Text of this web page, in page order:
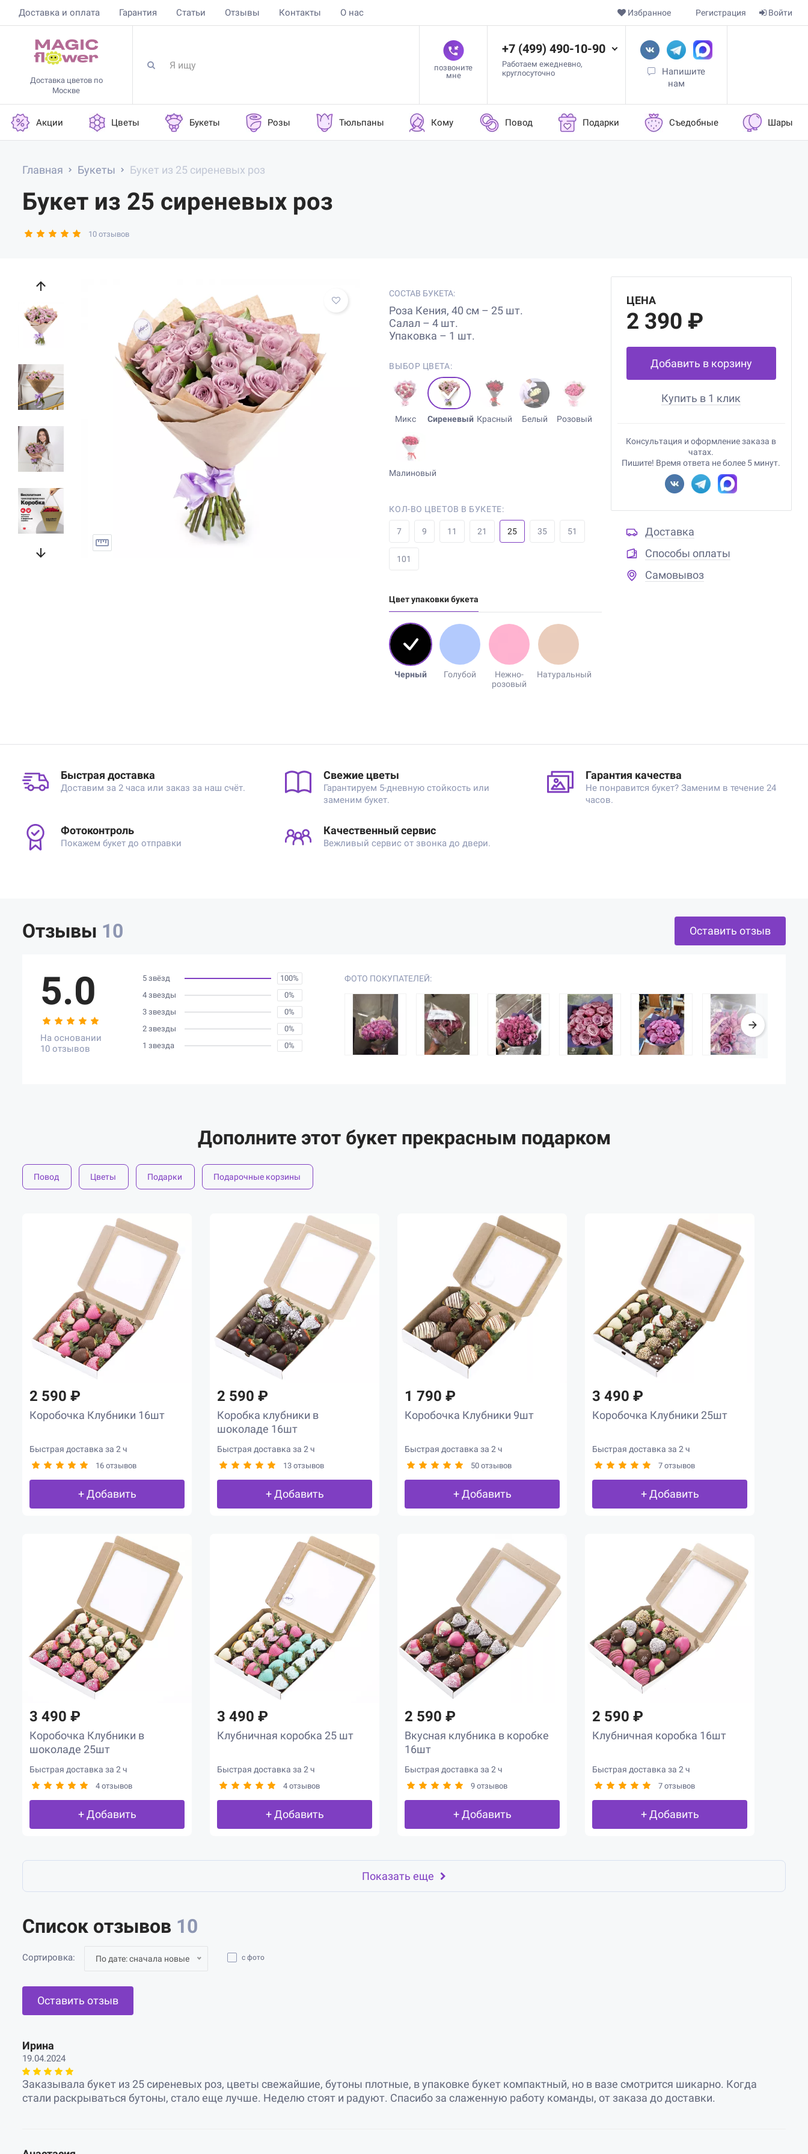
Доставка и оплата Гарантия Статьи Отзывы Контакты О нас Войти
Регистрация
Избранное
Доставка цветов по
Москве
позвоните
мне
+7 (499) 490-10-90
Работаем ежедневно,
круглосуточно
Напишите
нам
Акции Цветы Букеты Розы Тюльпаны Кому Повод Подарки Съедобные Шары
Главная Букеты Букет из 25 сиреневых роз
Букет из 25 сиреневых роз
10 отзывов
СОСТАВ БУКЕТА:
Роза Кения, 40 см – 25 шт.
Салал – 4 шт.
Упаковка – 1 шт.
ВЫБОР ЦВЕТА:
Микс Сиреневый Красный Белый Розовый
Малиновый
КОЛ-ВО ЦВЕТОВ В БУКЕТЕ:
7 9 11 21 25 35 51
101
Цвет упаковки букета
Черный Голубой
Нежно-
розовый
Натуральный
ЦЕНА
2 390 ₽
Добавить в корзину
Купить в 1 клик
Консультация и оформление заказа в
чатах.
Пишите! Время ответа не более 5 минут.
Доставка
Способы оплаты
Самовывоз
Быстрая доставка
Доставим за 2 часа или заказ за наш счёт.
Свежие цветы
Гарантируем 5-дневную стойкость или
заменим букет.
Гарантия качества
Не понравится букет? Заменим в течение 24
часов.
Фотоконтроль
Покажем букет до отправки
Качественный сервис
Вежливый сервис от звонка до двери.
Отзывы 10 Оставить отзыв
5.0
На основании
10 отзывов
5 звёзд
100%
4 звезды
0%
3 звезды
0%
2 звезды
0%
1 звезда
0%
ФОТО ПОКУПАТЕЛЕЙ:
Дополните этот букет прекрасным подарком
Повод Цветы Подарки Подарочные корзины
2 590 ₽
Коробочка Клубники 16шт
Быстрая доставка за 2 ч
16 отзывов
+ Добавить
2 590 ₽
Коробка клубники в
шоколаде 16шт
Быстрая доставка за 2 ч
13 отзывов
+ Добавить
1 790 ₽
Коробочка Клубники 9шт
Быстрая доставка за 2 ч
50 отзывов
+ Добавить
3 490 ₽
Коробочка Клубники 25шт
Быстрая доставка за 2 ч
7 отзывов
+ Добавить
3 490 ₽
Коробочка Клубники в
шоколаде 25шт
Быстрая доставка за 2 ч
4 отзывов
+ Добавить
3 490 ₽
Клубничная коробка 25 шт
Быстрая доставка за 2 ч
4 отзывов
+ Добавить
2 590 ₽
Вкусная клубника в коробке
16шт
Быстрая доставка за 2 ч
9 отзывов
+ Добавить
2 590 ₽
Клубничная коробка 16шт
Быстрая доставка за 2 ч
7 отзывов
+ Добавить
Показать еще
Список отзывов 10
Сортировка: По дате: сначала новые с фото
Оставить отзыв
Ирина
19.04.2024
Заказывала букет из 25 сиреневых роз, цветы свежайшие, бутоны плотные, в упаковке букет компактный, но в вазе смотрится шикарно. Когда
стали раскрываться бутоны, стало еще лучше. Неделю стоят и радуют. Спасибо за слаженную работу команды, от заказа до доставки.